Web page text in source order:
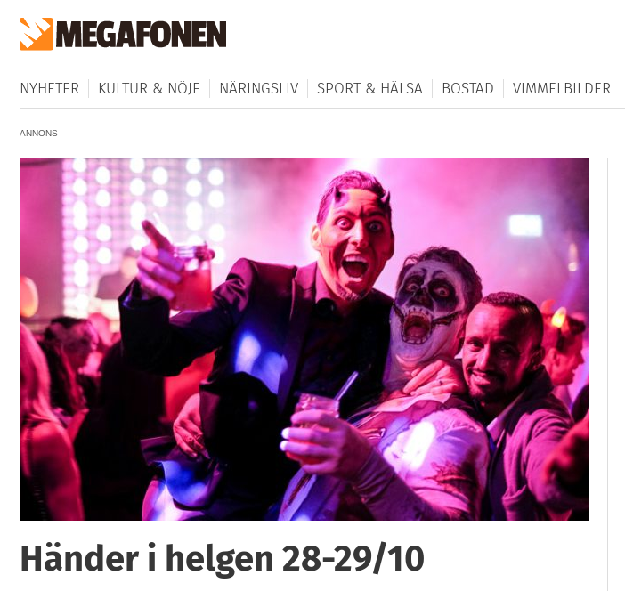
NYHETER KULTUR & NÖJE NÄRINGSLIV SPORT & HÄLSA BOSTAD VIMMELBILDER
ANNONS
Händer i helgen 28-29/10